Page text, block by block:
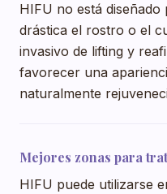
HIFU no está
drástica el rostro o el
invasivo de lifting y
favorecer una
naturalmente
Mejores zonas para
HIFU puede utilizarse